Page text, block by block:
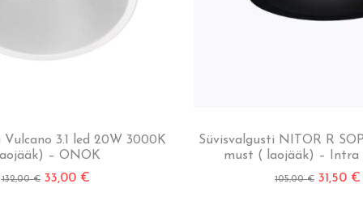
Vulcano 3.1 led 20W 3000K
– ONOK
132,00€ 33,00 €
Süvisvalgusti NITOR R
must ( laojääk) – Intra
105,00€ 31,50 €